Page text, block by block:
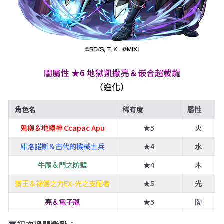
闇屬性 ★6 地獄凱撒亮＆嵌合超載龍
（進化）
角色名 稀有度
屬性
鬼柳＆地縛神 Ccapac Apu
★5
火
庫洛諾斯＆古代的機械士兵
★4
水
牛尾＆門之防壁
★4
木
齋王＆祕儀之力EX-光之支配者
★5
光
亮＆電子龍
★5 闇